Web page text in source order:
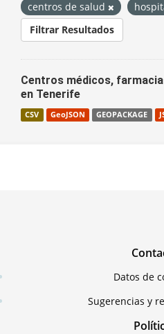
centros de salud
Filtrar Resultados
Centros médicos,
en Tenerife
CSV GeoJSON GEOPACKAGE
Datos de
Sugerencias y